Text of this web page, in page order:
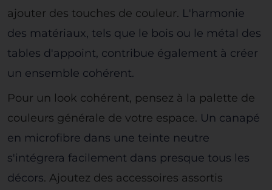
ajouter des touches de couleur. L'harmonie
des matériaux, tels que le bois ou le métal des
tables d'appoint, contribue également à créer
un ensemble cohérent.
Pour un look cohérent, pensez à la palette de
couleurs générale de votre espace. Un canapé
en microfibre dans une teinte neutre
s'intégrera facilement dans presque tous les
décors. Ajoutez des accessoires assortis